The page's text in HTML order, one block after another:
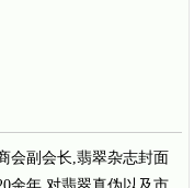
会副会长,翡翠杂志封面